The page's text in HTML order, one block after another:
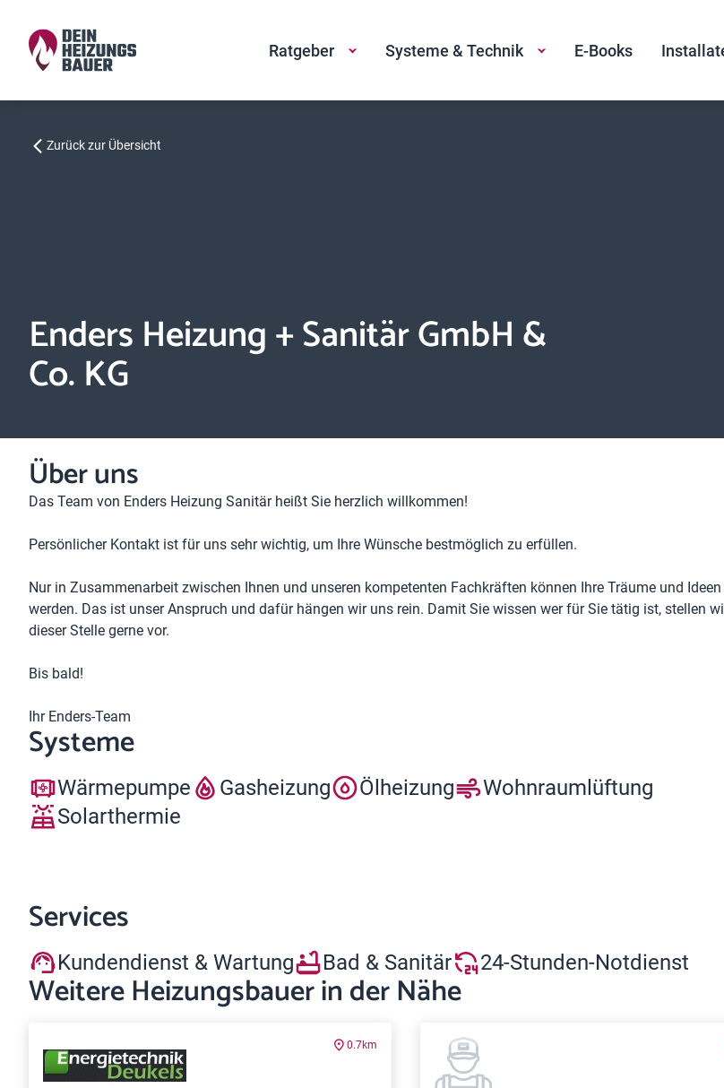
Ratgeber Systeme & Technik E-Books
Zurück zur Übersicht
Enders Heizung + Sanitär GmbH &
Co. KG
Über uns
Das Team von Enders Heizung Sanitär heißt Sie herzlich willkommen!
Persönlicher Kontakt ist für uns sehr wichtig, um Ihre Wünsche bestmöglich zu erfüllen.
Nur in Zusammenarbeit zwischen Ihnen und unseren kompetenten Fachkräften können Ihre Träume und
werden. Das ist unser Anspruch und dafür hängen wir uns rein. Damit Sie wissen wer für Sie tätig ist, stellen
dieser Stelle gerne vor.
Bis bald!
Ihr Enders-Team
Systeme
Wärmepumpe Gasheizung Ölheizung
Wohnraumlüftung
Solarthermie
Services
Kundendienst & Wartung Bad & Sanitär 24-Stunden-Notdienst
Weitere Heizungsbauer in der Nähe
0.7km